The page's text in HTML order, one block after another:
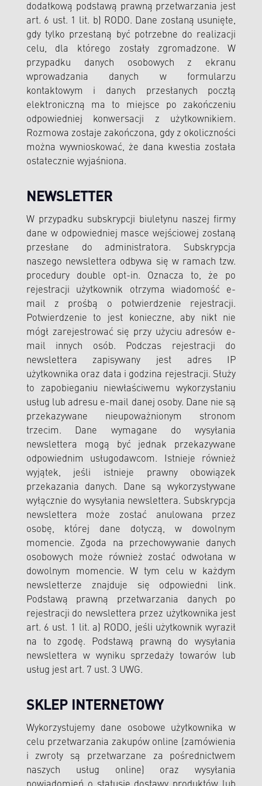
dodatkową podstawą prawną przetwarzania jest
art. 6 ust. 1 lit. b) RODO. Dane zostaną usunięte,
gdy tylko przestaną być potrzebne do realizacji
celu, dla którego zostały zgromadzone. W
przypadku danych osobowych z ekranu
wprowadzania danych w formularzu
kontaktowym i danych przesłanych pocztą
elektroniczną ma to miejsce po zakończeniu
odpowiedniej konwersacji z użytkownikiem.
Rozmowa zostaje zakończona, gdy z okoliczności
można wywnioskować, że dana kwestia została
ostatecznie wyjaśniona.
NEWSLETTER
W przypadku subskrypcji biuletynu naszej firmy
dane w odpowiedniej masce wejściowej zostaną
przesłane do administratora. Subskrypcja
naszego newslettera odbywa się w ramach tzw.
procedury double opt-in. Oznacza to, że po
rejestracji użytkownik otrzyma wiadomość e-
mail z prośbą o potwierdzenie rejestracji.
Potwierdzenie to jest konieczne, aby nikt nie
mógł zarejestrować się przy użyciu adresów e-
mail innych osób. Podczas rejestracji do
newslettera zapisywany jest adres IP
użytkownika oraz data i godzina rejestracji. Służy
to zapobieganiu niewłaściwemu wykorzystaniu
usług lub adresu e-mail danej osoby. Dane nie są
przekazywane nieupoważnionym stronom
trzecim. Dane wymagane do wysyłania
newslettera mogą być jednak przekazywane
odpowiednim usługodawcom. Istnieje również
wyjątek, jeśli istnieje prawny obowiązek
przekazania danych. Dane są wykorzystywane
wyłącznie do wysyłania newslettera. Subskrypcja
newslettera może zostać anulowana przez
osobę, której dane dotyczą, w dowolnym
momencie. Zgoda na przechowywanie danych
osobowych może również zostać odwołana w
dowolnym momencie. W tym celu w każdym
newsletterze znajduje się odpowiedni link.
Podstawą prawną przetwarzania danych po
rejestracji do newslettera przez użytkownika jest
art. 6 ust. 1 lit. a) RODO, jeśli użytkownik wyraził
na to zgodę. Podstawą prawną do wysyłania
newslettera w wyniku sprzedaży towarów lub
usług jest art. 7 ust. 3 UWG.
SKLEP INTERNETOWY
Wykorzystujemy dane osobowe użytkownika w
celu przetwarzania zakupów online (zamówienia
i zwroty są przetwarzane za pośrednictwem
naszych usług online) oraz wysyłania